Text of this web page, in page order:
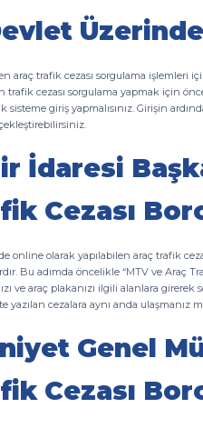
araç trafik cezası sorgulama işlemleri
trafik cezası sorgulama yapmak için
sisteme giriş yapmalısınız. Girişin
İdaresi
Cezası
online olarak yapılabilen araç trafik
Bu adımda öncelikle “MTV ve Araç
ve araç plakanızı ilgili alanlara
yazılan cezalara aynı anda ulaşmanız
Genel
Cezası